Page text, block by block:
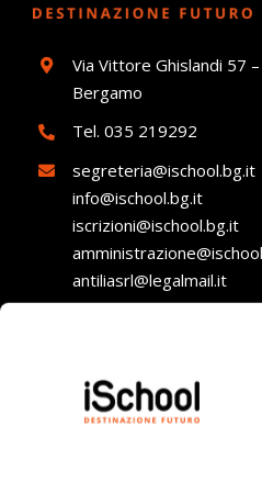
Via Vittore Ghislandi 57
Bergamo
Tel. 035 219292
segreteria@ischool.bg.it
info@ischool.bg.it
iscrizioni@ischool.bg.it
antiliasrl@legalmail.it
Lunedì – Venerdì: dalle 8.00